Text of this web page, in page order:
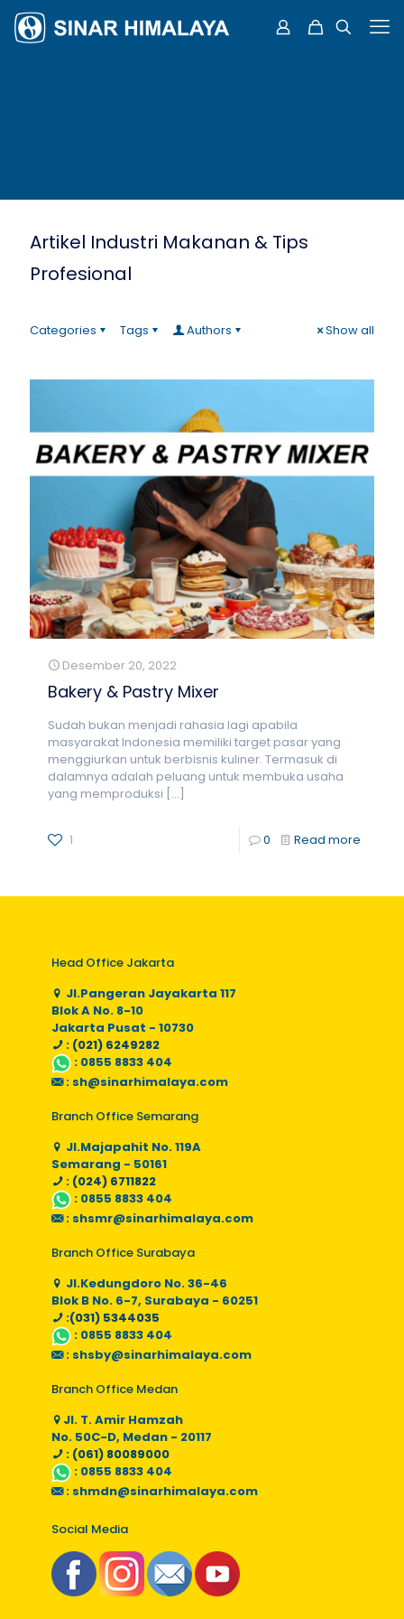
Artikel Industri Makanan & Tips
Profesional
Categories Tags Authors Show all
Desember 20, 2022
Bakery & Pastry Mixer
Sudah bukan menjadi rahasia lagi apabila
masyarakat Indonesia memiliki target pasar yang
menggiurkan untuk berbisnis kuliner. Termasuk di
dalamnya adalah peluang untuk membuka usaha
yang memproduksi […]
1 0 Read more
Head Office Jakarta
Jl.Pangeran Jayakarta 117
Blok A No. 8-10
Jakarta Pusat - 10730
: (021) 6249282
: 0855 8833 404
: sh@sinarhimalaya.com
Branch Office Semarang
Jl.Majapahit No. 119A
Semarang - 50161
: (024) 6711822
: 0855 8833 404
: shsmr@sinarhimalaya.com
Branch Office Surabaya
Jl.Kedungdoro No. 36-46
Blok B No. 6-7, Surabaya - 60251
:(031) 5344035
: 0855 8833 404
: shsby@sinarhimalaya.com
Branch Office Medan
Jl. T. Amir Hamzah
No. 50C-D, Medan - 20117
: (061) 80089000
: 0855 8833 404
: shmdn@sinarhimalaya.com
Social Media